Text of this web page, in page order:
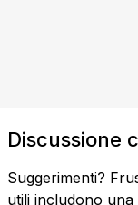
Discussione
Suggerimenti?
utili includono